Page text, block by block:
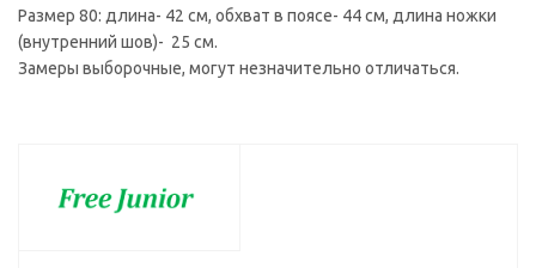
Размер 80: длина- 42 см, обхват в поясе- 44 см, длина ножки
(внутренний шов)- 25 см.
Замеры выборочные, могут незначительно отличаться.